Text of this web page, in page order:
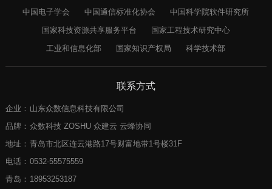
中国电子学会 中国通信标准化协会
中国科学院软件研究所
国家科技资源共享服务平台
国家工程技术研究中心
工业和信息化部
国家知识产权局 科学技术部
联系方式
企业： 山东众数信息科技有限公司
品牌： 众数科技 ZOSHU 众建云 云蜂协同
地址： 青岛市北区连云港路17号财富地带1号楼31F
电话： 0532-55575559
青岛： 18953253187